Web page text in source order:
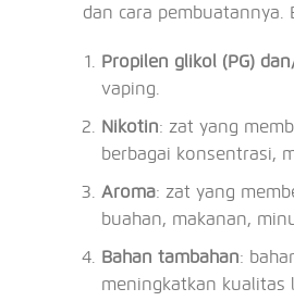
dan cara
Propilen glikol (PG)
vaping.
Nikotin: zat yang
berbagai konsentrasi,
Aroma: zat yang
buahan, makanan,
Bahan tambahan:
meningkatkan kualitas